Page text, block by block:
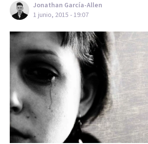
Jonathan García-Allen
1 junio, 2015 - 19:07